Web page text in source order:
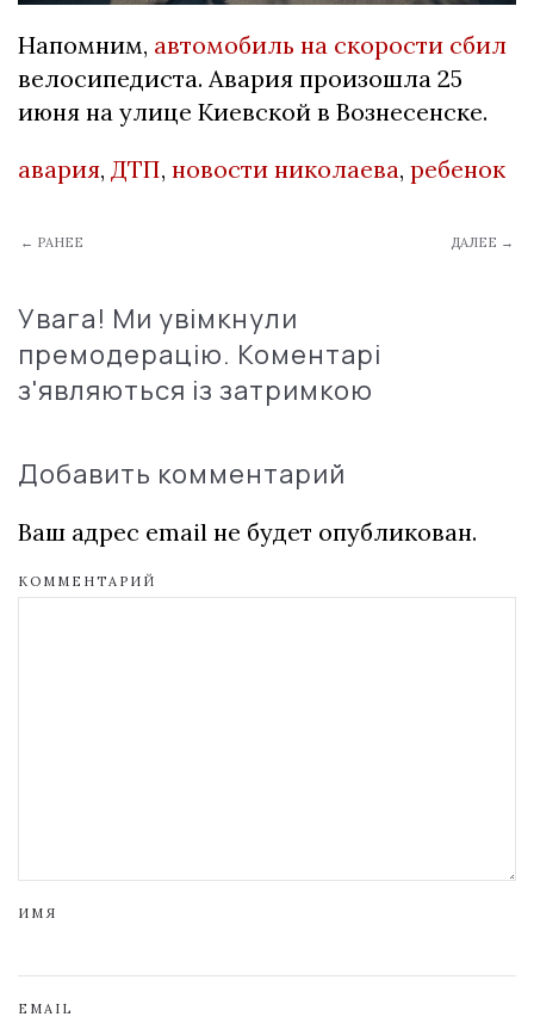
Напомним, автомобиль на скорости сбил
велосипедиста. Авария произошла 25
июня на улице Киевской в Вознесенске.
авария, ДТП, новости николаева, ребенок
← РАНЕЕ ДАЛЕЕ →
Увага! Ми увімкнули
премодерацію. Коментарі
з'являються із затримкою
Добавить комментарий
Ваш адрес email не будет опубликован.
КОММЕНТАРИЙ
ИМЯ
EMAIL